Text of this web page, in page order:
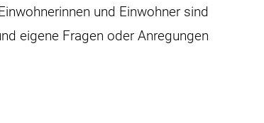
und Einwohner sind
eigene Fragen oder Anregungen